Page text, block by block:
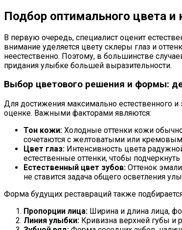
Подбор оптимального цвета и
В первую очередь, специалист оценит
внимание уделяется цвету склеры глаз и
неестественно. Поэтому, в большинстве
придания улыбке большей выразительности.
Выбор цветового решения и формы:
Для достижения максимально естественного и
оценке. Важными факторами являются:
Тон кожи: Холодные оттенки кожи
сочетаются с желтоватыми или
Цвет глаз: Интенсивность цвета
естественные оттенки, чтобы подчеркнуть
Естественный цвет зубов: Оттенок
не ставится задача общего осветления
Форма будущих реставраций также
Пропорции лица: Ширина и длина лица,
Линия улыбки: Кривизна верхней губы и